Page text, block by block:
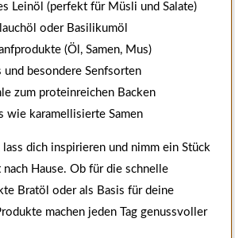
Leinöl (perfekt für Müsli und Salate)
oder Basilikumöl
(Öl, Samen, Mus)
und besondere Senfsorten
zum proteinreichen Backen
wie karamellisierte Samen
dich inspirieren und nimm ein Stück
Hause. Ob für die schnelle
Bratöl oder als Basis für deine
machen jeden Tag genussvoller